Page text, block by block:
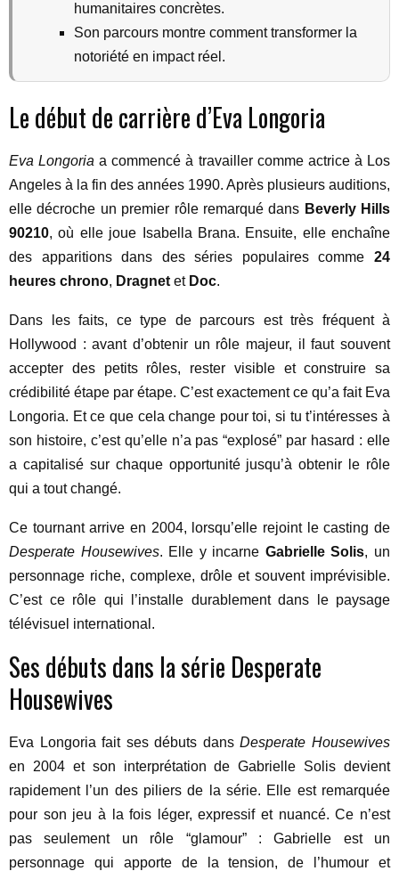
humanitaires concrètes.
Son parcours montre comment transformer la
notoriété en impact réel.
Le début de carrière d’Eva Longoria
Eva Longoria a commencé à travailler comme actrice à Los
Angeles à la fin des années 1990. Après plusieurs auditions,
elle décroche un premier rôle remarqué dans Beverly Hills
90210, où elle joue Isabella Brana. Ensuite, elle enchaîne
des apparitions dans des séries populaires comme 24
heures chrono, Dragnet et Doc.
Dans les faits, ce type de parcours est très fréquent à
Hollywood : avant d’obtenir un rôle majeur, il faut souvent
accepter des petits rôles, rester visible et construire sa
crédibilité étape par étape. C’est exactement ce qu’a fait Eva
Longoria. Et ce que cela change pour toi, si tu t’intéresses à
son histoire, c’est qu’elle n’a pas “explosé” par hasard : elle
a capitalisé sur chaque opportunité jusqu’à obtenir le rôle
qui a tout changé.
Ce tournant arrive en 2004, lorsqu’elle rejoint le casting de
Desperate Housewives. Elle y incarne Gabrielle Solis, un
personnage riche, complexe, drôle et souvent imprévisible.
C’est ce rôle qui l’installe durablement dans le paysage
télévisuel international.
Ses débuts dans la série Desperate
Housewives
Eva Longoria fait ses débuts dansDesperate Housewives
en 2004 et son interprétation de Gabrielle Solis devient
rapidement l’un des piliers de la série. Elle est remarquée
pour son jeu à la fois léger, expressif et nuancé. Ce n’est
pas seulement un rôle “glamour” : Gabrielle est un
personnage qui apporte de la tension, de l’humour et